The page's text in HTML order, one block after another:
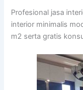
Profesional jasa
interior minimalis
m2 serta gratis